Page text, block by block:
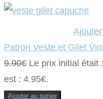
Patron Veste et Gilet
9.90€ Le prix initial était
est : 4.95€.
Ajouter au panier